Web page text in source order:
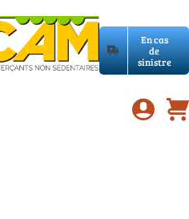
En cas
de
sinistre